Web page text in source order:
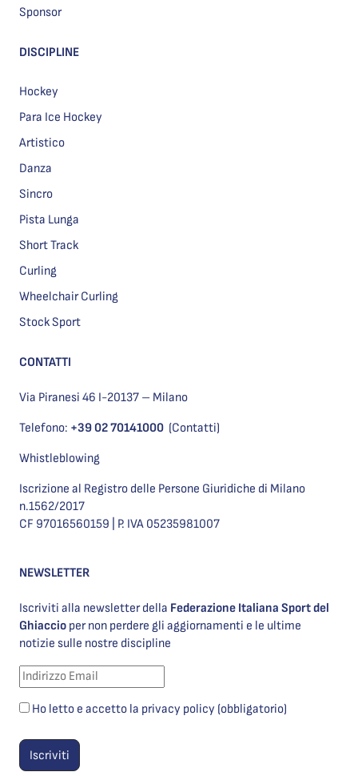
Sponsor
DISCIPLINE
Hockey
Para Ice Hockey
Artistico
Danza
Sincro
Pista Lunga
Short Track
Curling
Wheelchair Curling
Stock Sport
CONTATTI
Via Piranesi 46 I-20137 – Milano
Telefono: +39 02 70141000 (Contatti)
Whistleblowing
Iscrizione al Registro delle Persone Giuridiche di Milano
n.1562/2017
CF 97016560159 | P. IVA 05235981007
NEWSLETTER
Iscriviti alla newsletter della Federazione Italiana Sport del
Ghiaccio per non perdere gli aggiornamenti e le ultime
notizie sulle nostre discipline
Ho letto e accetto la privacy policy (obbligatorio)